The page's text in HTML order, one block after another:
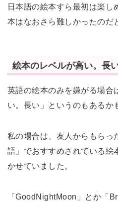
日本語の絵本すら最初は楽し
本はなおさら難しかったのだ
絵本のレベルが高い。長い
英語の絵本のみを嫌がる場合
い。長い」というのもあるか
私の場合は、友人からもらっ
語」でおすすめされている絵
かせていました。
「GoodNightMoon」とか「